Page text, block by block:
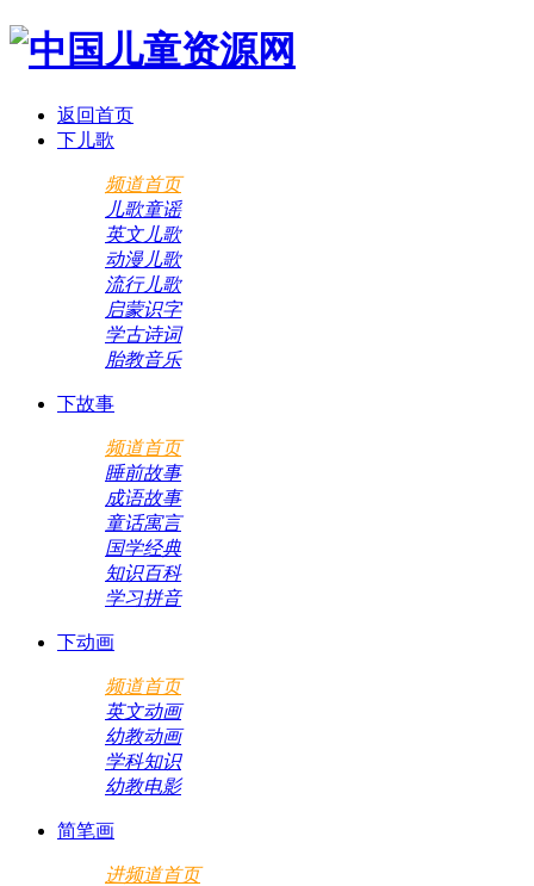
返回首页
下儿歌
频道首页
儿歌童谣
英文儿歌
动漫儿歌
流行儿歌
启蒙识字
学古诗词
胎教音乐
下故事
频道首页
睡前故事
成语故事
童话寓言
国学经典
知识百科
学习拼音
下动画
频道首页
英文动画
幼教动画
学科知识
幼教电影
简笔画
进频道首页